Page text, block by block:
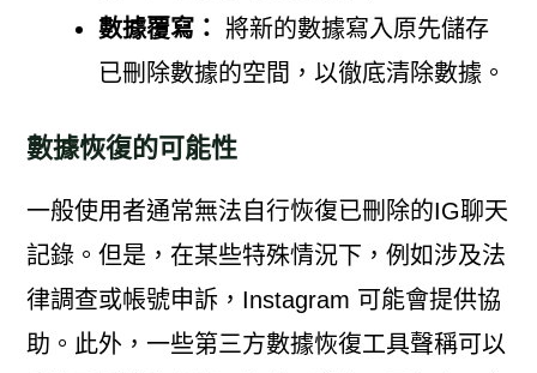
數據覆寫： 將新的數據寫入原先儲存
已刪除數據的空間，以徹底清除數據。
數據恢復的可能性
一般使用者通常無法自行恢復已刪除的IG聊天
記錄。但是，在某些特殊情況下，例如涉及法
律調查或帳號申訴，Instagram 可能會提供協
助。此外，一些第三方數據恢復工具聲稱可以